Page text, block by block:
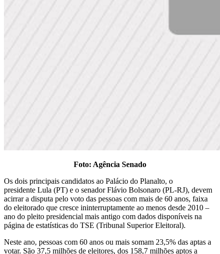
Foto: Agência Senado
Os dois principais candidatos ao Palácio do Planalto, o
presidente Lula (PT) e o senador Flávio Bolsonaro (PL-RJ), devem
acirrar a disputa pelo voto das pessoas com mais de 60 anos, faixa
do eleitorado que cresce ininterruptamente ao menos desde 2010 –
ano do pleito presidencial mais antigo com dados disponíveis na
página de estatísticas do TSE (Tribunal Superior Eleitoral).
Neste ano, pessoas com 60 anos ou mais somam 23,5% das aptas a
votar. São 37,5 milhões de eleitores, dos 158,7 milhões aptos a